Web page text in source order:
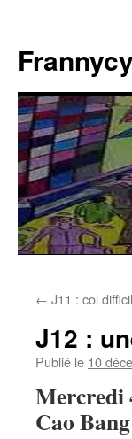
contenu
← J11 : col
J12 :
Publié le 10
Mercredi
Cao